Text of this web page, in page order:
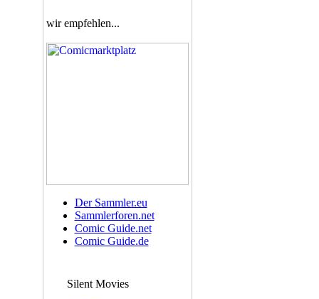
wir empfehlen...
Der Sammler.eu
Sammlerforen.net
Comic Guide.net
Comic Guide.de
Silent Movies